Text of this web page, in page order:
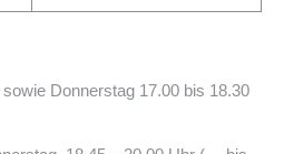
Donnerstag 17.00 bis 18.30